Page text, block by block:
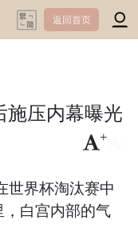
返回首页
施压内幕曝光
+
世界杯淘汰赛中
白宫内部的气